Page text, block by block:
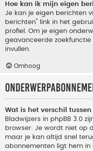
Hoe kan ik mijn eigen
Je kan je eigen berichten
berichten" link in het
profiel. Om je eigen
geavanceerde
invullen.
Omhoog
Wat is het verschil
Bladwijzers in phpBB 3.0
browser. Je wordt niet op
maar je kan altijd snel
abonnementen ligt hem